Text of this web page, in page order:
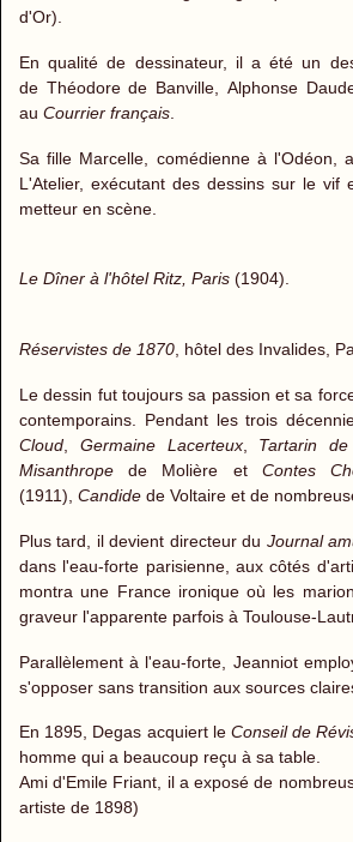
d'Or).
En qualité de dessinateur, il a été un
de Théodore de Banville, Alphonse
au Courrier français
Sa fille Marcelle, comédienne à l'Odéon,
L'Atelier, exécutant des dessins sur le
metteur en scène.
Le Dîner à l'hôtel Ritz, Paris (1904).
Réservistes de 1870, hôtel des Invalides,
Le dessin fut toujours sa passion et sa
contemporains. Pendant les trois
Cloud
Germaine Lacerteux, Tartarin
Misanthrope de Molière et Contes
(1911), Candide de Voltaire et de
Plus tard, il devient directeur du Journal
dans l'eau-forte parisienne, aux côtés
montra une France ironique où les
graveur l'apparente parfois à Toulouse-
Parallèlement à l'eau-forte, Jeanniot
s'opposer sans transition aux sources
En 1895, Degas acquiert le Conseil de
homme qui a beaucoup reçu à sa table.
Ami d'Emile Friant, il a exposé de
artiste de 1898)